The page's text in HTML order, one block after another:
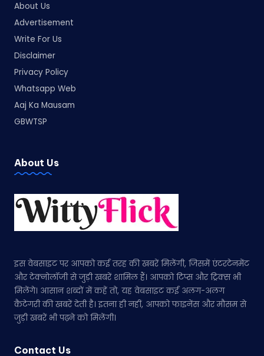
About Us
Advertisement
Write For Us
Disclaimer
Privacy Policy
Whatsapp Web
Aaj Ka Mausam
GBWTSP
About Us
इस वेबसाइट पर आपको कई तरह की खबरें मिलेंगी, जिसमें एंटरटेनमेंट
और टेक्नोलॉजी से जुड़ी खबरें शामिल हैं। आपको टिप्स और ट्रिक्स भी
मिलेंगे। आसान शब्दों में कहें तो, यह वेबसाइट कई अलग-अलग
कैटेगरी की खबरें देती है। इतना ही नहीं, आपको फाइनेंस और मौसम से
जुड़ी खबरें भी पढ़ने को मिलेंगी।
Contact Us